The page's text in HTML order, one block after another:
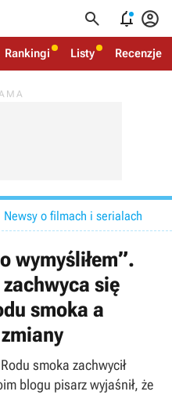
  
Rankingi Listy Recenzje
Newsy o filmach i serialach
wymyśliłem”.
się
smoka a
smoka zachwycił
blogu pisarz wyjaśnił, że